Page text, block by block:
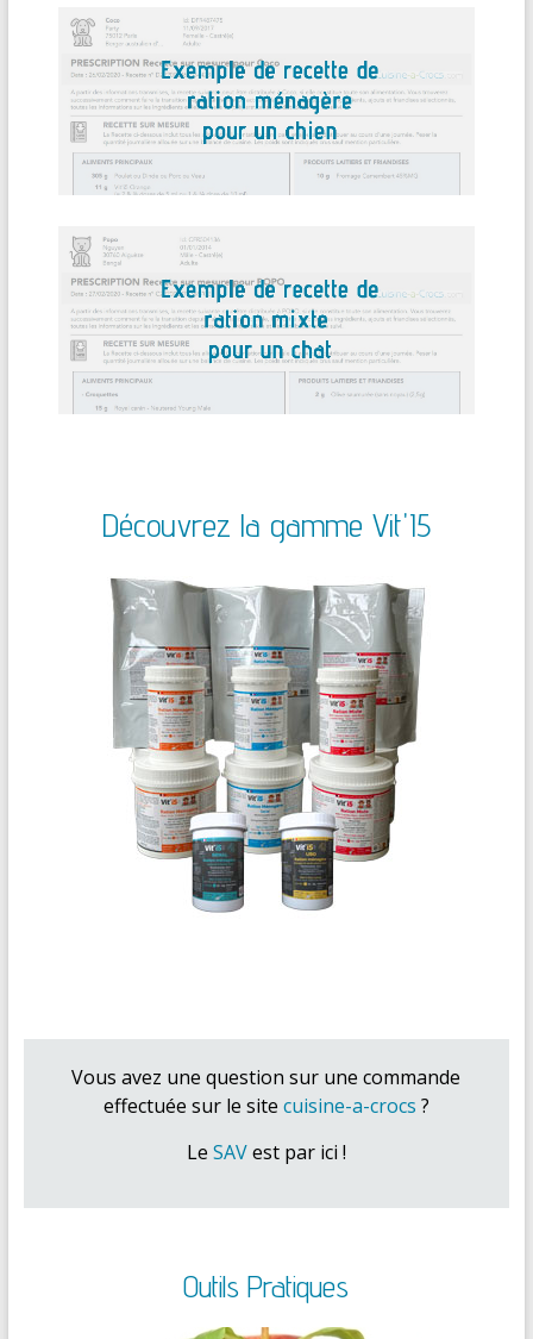
Découvrez la gamme Vit'I5
Vous avez une question sur une commande
effectuée sur le site cuisine-a-crocs ?
Le SAVest par ici !
Outils Pratiques